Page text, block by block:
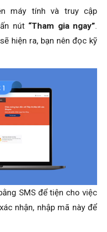
máy tính và truy cập
nút “Tham gia ngay”.
hiện ra, bạn nên đọc kỹ
SMS để tiện cho việc
nhận, nhập mã này để